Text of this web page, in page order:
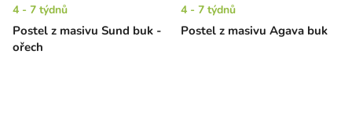
Postel z masivu Sund buk -
ořech
4 - 7 týdnů
Postel z masivu Agava buk
4 - 7 týdnů